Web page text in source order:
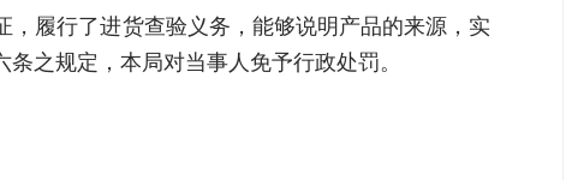
履行了进货查验义务，能够说明产品的来源，实
之规定，本局对当事人免予行政处罚。